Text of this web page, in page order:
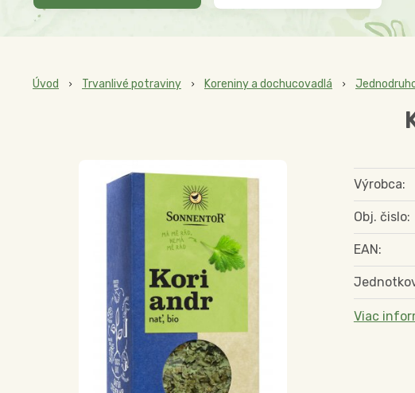
Úvod Trvanlivé potraviny Koreniny a dochucovadlá
Výrobca:
Obj. čislo:
EAN:
Viac